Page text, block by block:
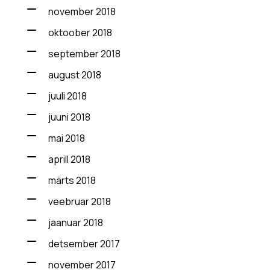
november 2018
oktoober 2018
september 2018
august 2018
juuli 2018
juuni 2018
mai 2018
aprill 2018
märts 2018
veebruar 2018
jaanuar 2018
detsember 2017
november 2017